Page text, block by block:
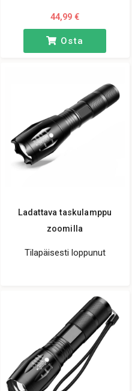
44,99 €
Osta
Ladattava taskulamppu
zoomilla
Tilapäisesti loppunut